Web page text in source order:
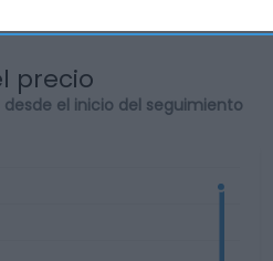
precio
el inicio del seguimiento